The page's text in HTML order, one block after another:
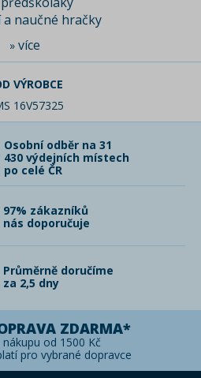
naučné hračky
» více
VÝROBCE
16V57325
Osobní odběr na 31
430 výdejních místech
po celé ČR
97% zákazníků
nás doporučuje
Průměrně doručíme
za 2,5 dny
ZDARMA*
od 1500 Kč
pro vybrané dopravce